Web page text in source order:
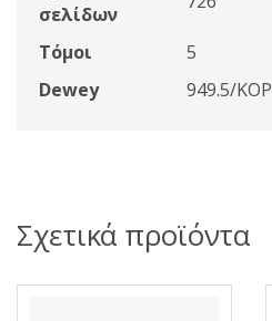
σελίδων
Τόμοι
5
Dewey
949.5/ΚΟΡ
Σχετικά προϊόντα